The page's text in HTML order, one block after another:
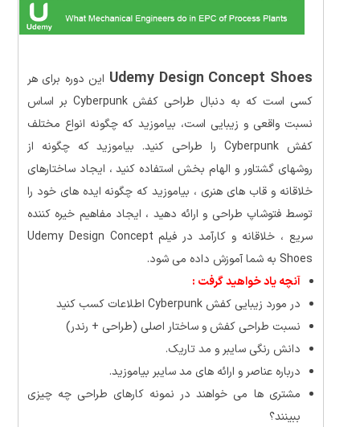
Udemy Design Concept Shoes این دوره برای هر
کسی است که به دنبال طراحی کفش Cyberpunk بر اساس
نسبت واقعی و زیبایی است، بیاموزید که چگونه انواع مختلف
کفش Cyberpunk را طراحی کنید. بیاموزید که چگونه از
روشهای گشتاور و الهام بخش استفاده کنید ، ایجاد ساختارهای
خلاقانه و قاب های هنری ، بیاموزید که چگونه ایده های خود را
توسط فتوشاپ طراحی و ارائه دهید ، ایجاد مفاهیم خیره کننده
سریع ، خلاقانه و کارآمد در فیلم Udemy Design Concept
Shoes به شما آموزش داده می شود.
آنچه یاد خواهید گرفت :
در مورد زیبایی کفش Cyberpunk اطلاعات کسب کنید
نسبت طراحی کفش و ساختار اصلی (طراحی + رندر)
دانش رنگی سایبر و مد تاریک.
درباره عناصر و ارائه های مد سایبر بیاموزید.
مشتری ها می خواهند در نمونه کارهای طراحی چه چیزی
ببینند؟